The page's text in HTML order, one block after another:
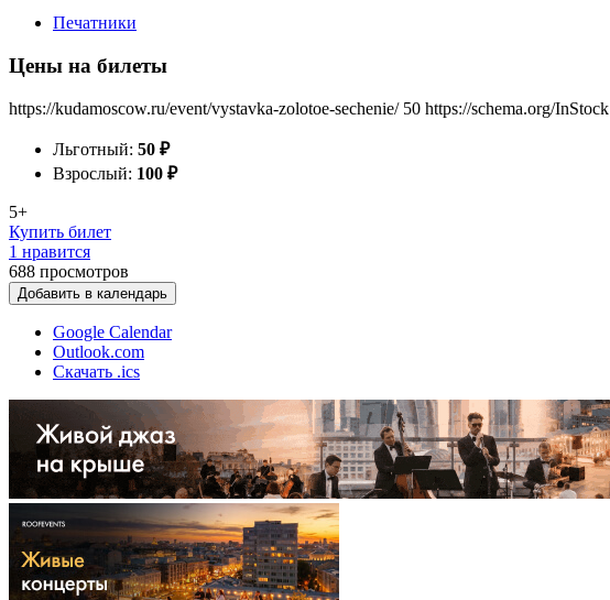
Печатники
Цены на билеты
https://kudamoscow.ru/event/vystavka-zolotoe-sechenie/ 50 https://schema.org/InStock
Льготный: 50 ₽
Взрослый: 100 ₽
5+
Купить билет
1 нравится
688 просмотров
Добавить в календарь
Google Calendar
Outlook.com
Скачать .ics